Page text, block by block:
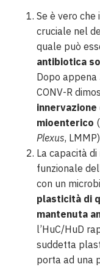
Se è vero
cruciale nel
quale può
antibiotica
Dopo
CONV-R
mioenterico (
Plexus,
La capacità
funzionale
con un
plasticità di
mantenuta
l’HuC/HuD
suddetta
porta ad una